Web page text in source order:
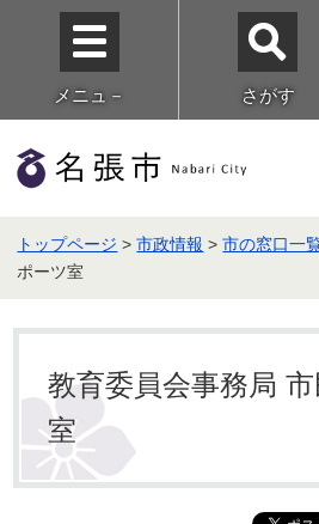
メニュ－ さがす
トップページ >市政情報 >市の窓口一
ポーツ室
教育委員会事務局
室